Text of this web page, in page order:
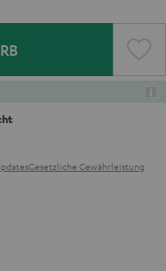
Gesetzliche Gewährleistung